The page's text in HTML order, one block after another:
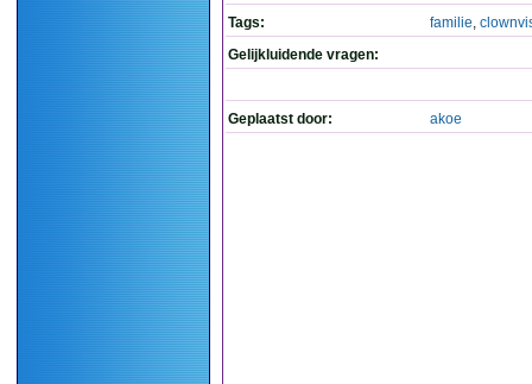
Tags:
familie,
Gelijkluidende vragen:
Geplaatst door: akoe